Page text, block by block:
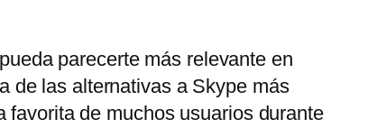
parecerte más relevante en
de las alternativas a Skype más
de muchos usuarios durante